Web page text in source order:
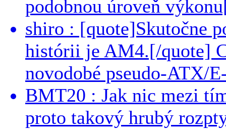
podobnou úroveň
shiro : [quote]Skutočne
histórii je AM4.[/quote]
novodobé pseudo-ATX/
BMT20 : Jak nic mezi
proto takový hrubý